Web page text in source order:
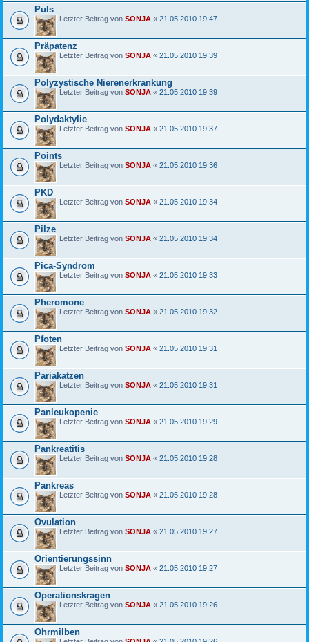
Puls
Letzter Beitrag von SONJA « 21.05.2010 19:47
Präpatenz
Letzter Beitrag von SONJA « 21.05.2010 19:39
Polyzystische Nierenerkrankung
Letzter Beitrag von SONJA « 21.05.2010 19:39
Polydaktylie
Letzter Beitrag von SONJA « 21.05.2010 19:37
Points
Letzter Beitrag von SONJA « 21.05.2010 19:36
PKD
Letzter Beitrag von SONJA « 21.05.2010 19:34
Pilze
Letzter Beitrag von SONJA « 21.05.2010 19:34
Pica-Syndrom
Letzter Beitrag von SONJA « 21.05.2010 19:33
Pheromone
Letzter Beitrag von SONJA « 21.05.2010 19:32
Pfoten
Letzter Beitrag von SONJA « 21.05.2010 19:31
Pariakatzen
Letzter Beitrag von SONJA « 21.05.2010 19:31
Panleukopenie
Letzter Beitrag von SONJA « 21.05.2010 19:29
Pankreatitis
Letzter Beitrag von SONJA « 21.05.2010 19:28
Pankreas
Letzter Beitrag von SONJA « 21.05.2010 19:28
Ovulation
Letzter Beitrag von SONJA « 21.05.2010 19:27
Orientierungssinn
Letzter Beitrag von SONJA « 21.05.2010 19:27
Operationskragen
Letzter Beitrag von SONJA « 21.05.2010 19:26
Ohrmilben